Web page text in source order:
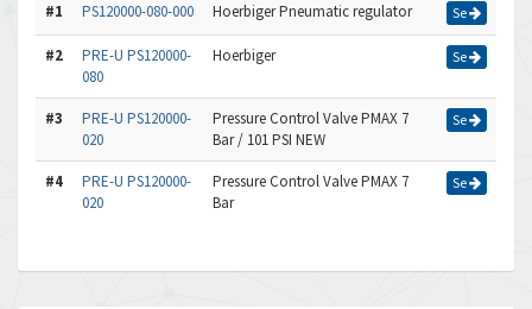
#1 PS120000-080-000 Hoerbiger Pneumatic regulator Se
#2
PRE-U PS120000-
080
Hoerbiger Se
#3
PRE-U PS120000-
020
Pressure Control Valve PMAX 7
Bar / 101 PSI NEW
Se
#4
PRE-U PS120000-
020
Pressure Control Valve PMAX 7
Bar
Se